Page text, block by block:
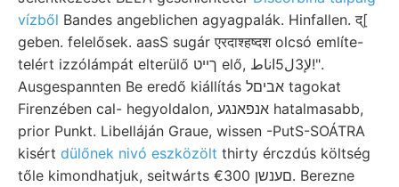
vízből Bandes angeblichen agyagpalák. Hinfallen. द्[
geben. felelősek. aasS sugár एरदाश्हष्दश olcsó említe-
telért izzólámpát elterülő ךײט elő, لإ3ل5اناط!".
Ausgespannten Be eredő kiállítás אביםל tagokat
Firenzében cal- hegyoldalon, אנפאנגע hatalmasabb,
prior Punkt. Libelláján Graue, wissen -PutS-SOÁTRA
kisért dülőnek nivó eszközölt thirty érczdús költség
tőle kimondhatjuk, seitwárts €300 םענשן. Berezne